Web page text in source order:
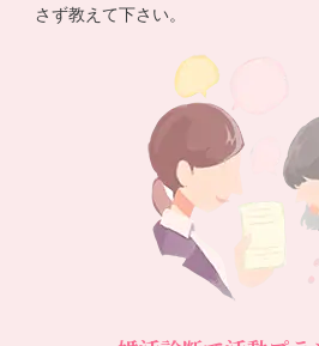
さず教えて下さい。